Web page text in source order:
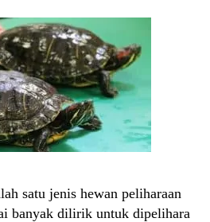
satu jenis hewan peliharaan
banyak dilirik untuk dipelihara